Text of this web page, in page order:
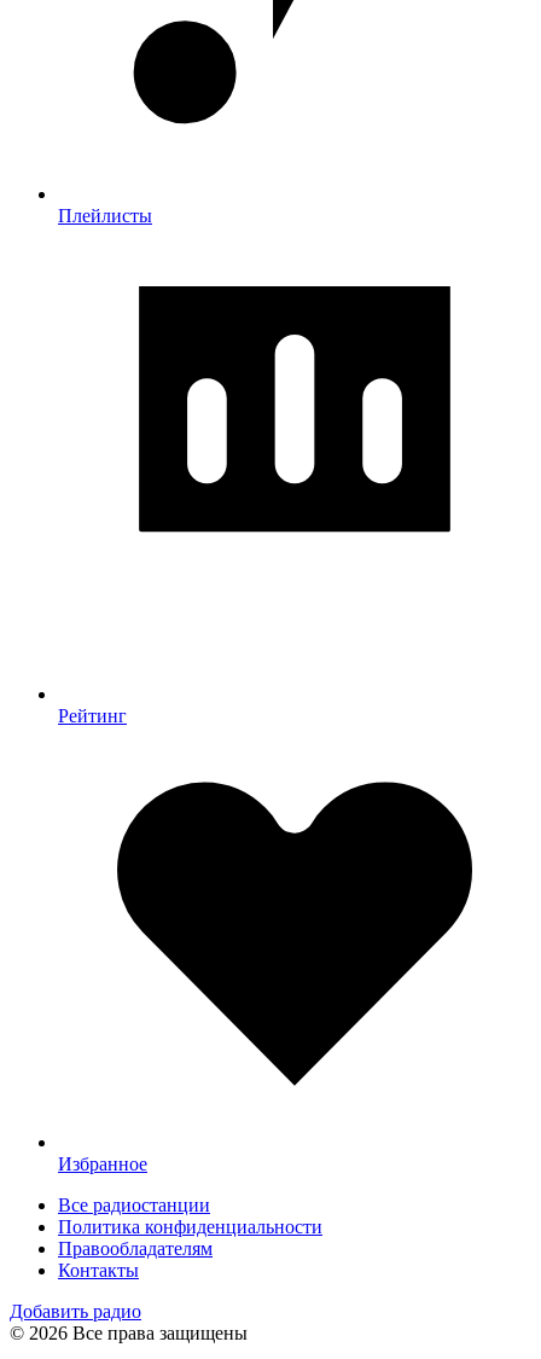
Плейлисты
Рейтинг
Избранное
Все радиостанции
Политика конфиденциальности
Правообладателям
Контакты
Добавить радио
© 2026 Все права защищены